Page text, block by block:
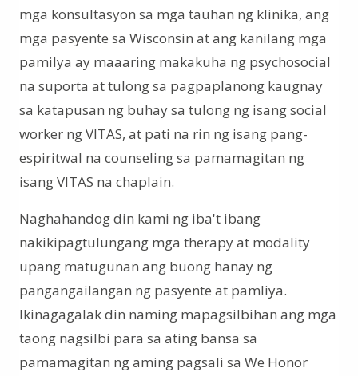
mga konsultasyon sa mga tauhan ng klinika, ang
mga pasyente sa Wisconsin at ang kanilang mga
pamilya ay maaaring makakuha ng psychosocial
na suporta at tulong sa pagpaplanong kaugnay
sa katapusan ng buhay sa tulong ng isang social
worker ng VITAS, at pati na rin ng isang pang-
espiritwal na counseling sa pamamagitan ng
isang VITAS na chaplain.
Naghahandog din kami ng iba't ibang
nakikipagtulungang mga therapy at modality
upang matugunan ang buong hanay ng
pangangailangan ng pasyente at pamliya.
Ikinagagalak din naming mapagsilbihan ang mga
taong nagsilbi para sa ating bansa sa
pamamagitan ng aming pagsali sa We Honor